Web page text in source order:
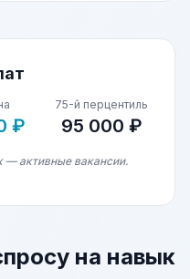
₽
75-й перцентиль
95 000 ₽
— активные вакансии.
на навык